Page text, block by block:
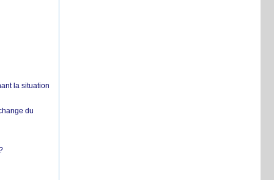
la situation
du